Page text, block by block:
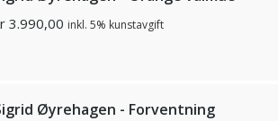
3.990,00 inkl. 5% kunstavgift
Øyrehagen - Forventning